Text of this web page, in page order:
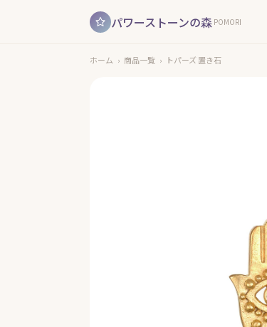
パワーストーンの森 POMORI
ホーム › 商品一覧 › トパーズ 置き石